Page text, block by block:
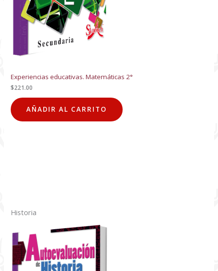
Experiencias educativas. Matemáticas 2°
$221.00
AÑADIR AL CARRITO
Historia